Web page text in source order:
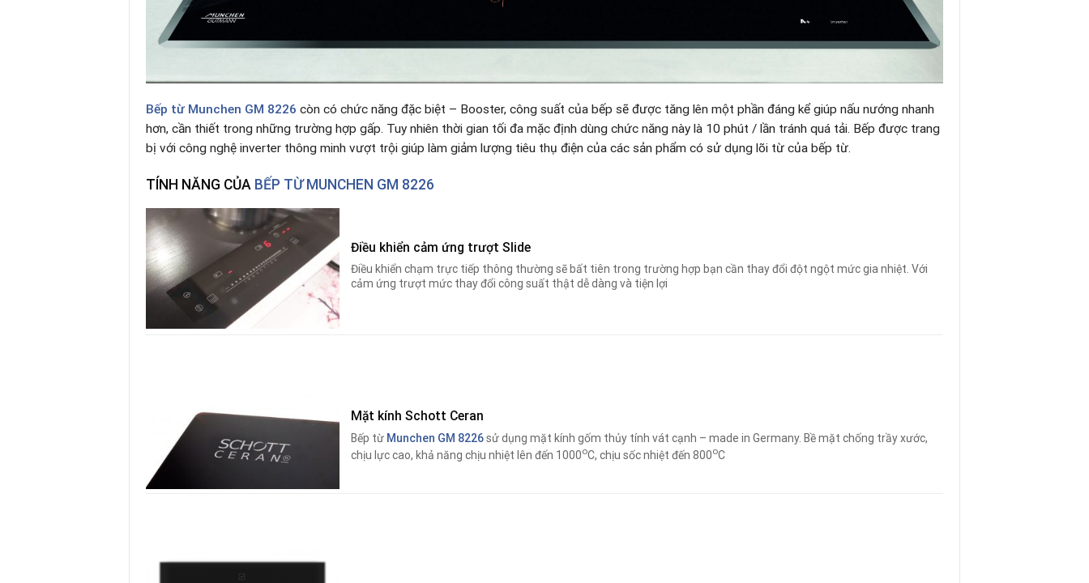
Bếp từ Munchen GM 8226 còn có chức năng đặc biệt – Booster, công suất của bếp sẽ được tăng lên một phần đáng kể giúp nấu nướng nhanh
hơn, cần thiết trong những trường hợp gấp. Tuy nhiên thời gian tối đa mặc định dùng chức năng này là 10 phút / lần tránh quá tải. Bếp được trang
bị với công nghệ inverter thông minh vượt trội giúp làm giảm lượng tiêu thụ điện của các sản phẩm có sử dụng lõi từ của bếp từ.
TÍNH NĂNG CỦA BẾP TỪ MUNCHEN GM 8226
Điều khiển cảm ứng trượt Slide
Điều khiển chạm trực tiếp thông thường sẽ bất tiên trong trường hợp bạn cần thay đổi đột ngột mức gia nhiệt. Với
cảm ứng trượt mức thay đổi công suất thật dễ dàng và tiện lợi
Mặt kính Schott Ceran
Bếp từ Munchen GM 8226sử dụng mặt kính gốm thủy tính vát cạnh – made in Germany. Bề mặt chống trầy xước,
chịu lực cao, khả năng chịu nhiệt lên đến 1000oC, chịu sốc nhiệt đến 800oC